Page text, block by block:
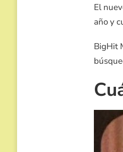
El
año y
BigHit